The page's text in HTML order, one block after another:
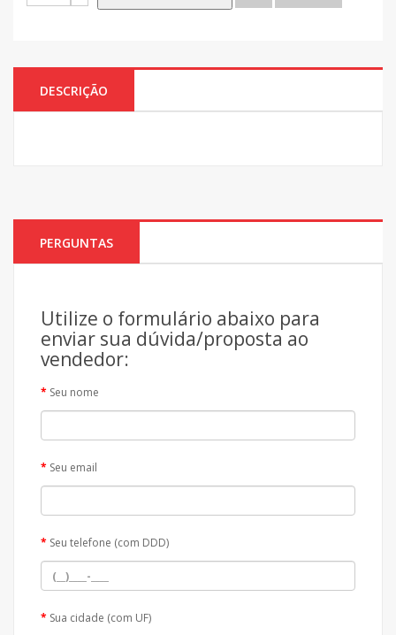
DESCRIÇÃO
PERGUNTAS
Utilize o formulário abaixo para
enviar sua dúvida/proposta ao
vendedor:
Seu nome
Seu email
Seu telefone (com DDD)
Sua cidade (com UF)